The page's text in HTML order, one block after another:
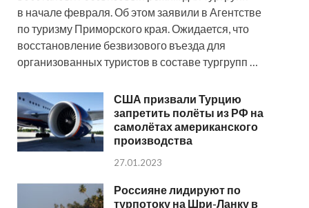
в начале февраля. Об этом заявили в Агентстве
по туризму Приморского края. Ожидается, что
восстановление безвизового въезда для
организованных туристов в составе тургрупп …
США призвали Турцию
запретить полёты из РФ на
самолётах американского
производства
27.01.2023
Россияне лидируют по
турпотоку на Шри-Ланку в